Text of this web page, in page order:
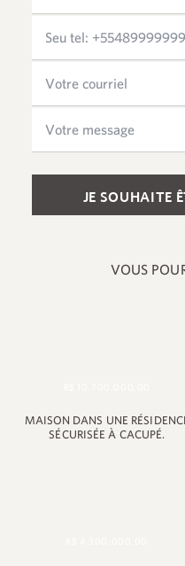
Please leave this field empty.
VOUS
MAISON DANS UNE
SÉCURISÉE À CACUPÉ.
+55 48 99660 6799